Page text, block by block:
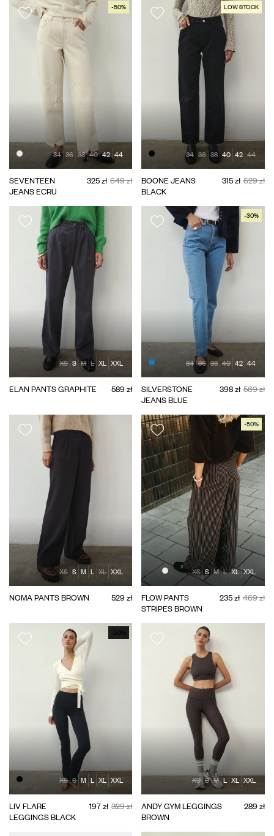
34 36 38 40 42 44
-50%
SEVENTEEN
JEANS ECRU
325 zł 649 zł
34 36 38 40 42 44
LOW STOCK
BOONE JEANS
BLACK
315 zł 629 zł
XS S M L XL XXL
ELAN PANTS GRAPHITE 589 zł
34 36 38 40 42 44
-30%
SILVERSTONE
JEANS BLUE
398 zł 569 zł
XS S M L XL XXL
NOMA PANTS BROWN 529 zł
XS S M L XL XXL
-50%
FLOW PANTS
STRIPES BROWN
235 zł 469 zł
XS S M L XL XXL
-50%
LIV FLARE
LEGGINGS BLACK
197 zł 329 zł
XS S M L XL XXL
ANDY GYM LEGGINGS
BROWN
289 zł